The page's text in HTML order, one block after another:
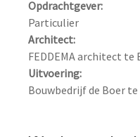
Opdrachtgever:
Architect:
Uitvoering:
Bouwbedrijf de Boer